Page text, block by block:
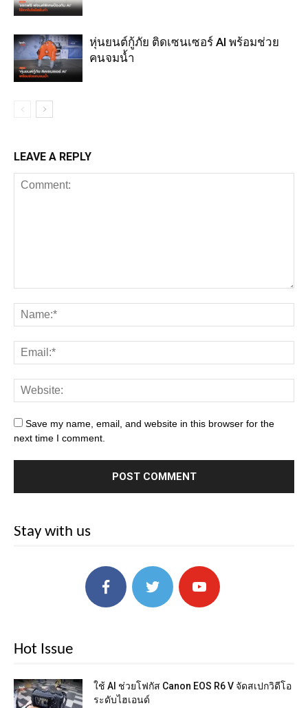
หุ่นยนต์กู้ภัย ติดเซนเซอร์ AI พร้อมช่วย
คนจมน้ำ
LEAVE A REPLY
Save my name, email, and website in this browser for the
next time I comment.
Stay with us
Hot Issue
ใช้ AI ช่วยโฟกัส Canon EOS R6 V จัดสเปกวิดีโอ
ระดับไฮเอนด์